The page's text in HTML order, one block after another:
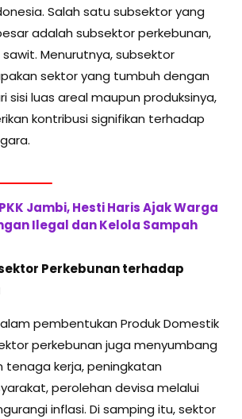
Salah satu subsektor yang
adalah subsektor perkebunan,
Menurutnya, subsektor
sektor yang tumbuh dengan
sisi luas areal maupun produksinya,
kontribusi signifikan terhadap
Jambi, Hesti Haris Ajak Warga
Ilegal dan Kelola Sampah
Perkebunan terhadap
pembentukan Produk Domestik
perkebunan juga menyumbang
kerja, peningkatan
perolehan devisa melalui
inflasi. Di samping itu, sektor